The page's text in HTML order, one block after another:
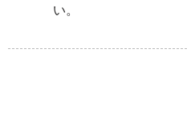
い。